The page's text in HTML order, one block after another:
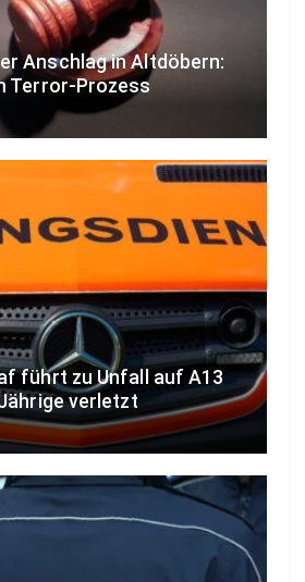
Anschlag in Altdöbern:
Terror-Prozess
führt zu Unfall auf A13
verletzt